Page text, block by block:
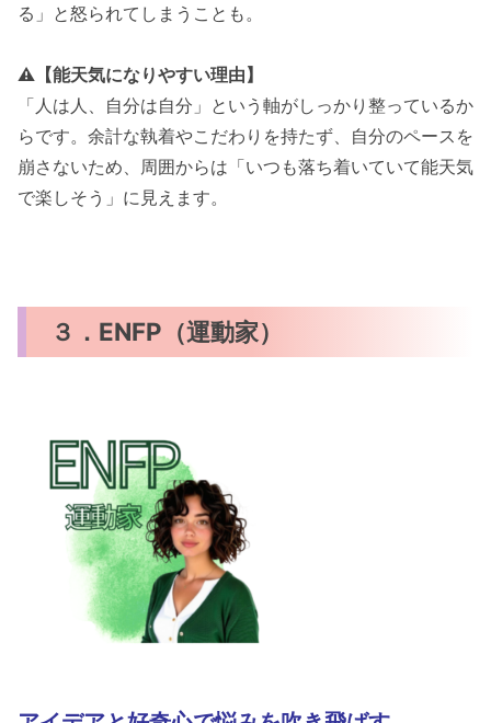
る」と怒られてしまうことも。
⚠️ 【能天気になりやすい理由】
「人は人、自分は自分」という軸がしっかり整っているか
らです。余計な執着やこだわりを持たず、自分のペースを
崩さないため、周囲からは「いつも落ち着いていて能天気
で楽しそう」に見えます。
３．ENFP（運動家）